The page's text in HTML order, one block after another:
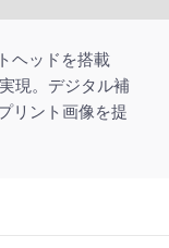
ヘッドを搭載
現。デジタル補
リント画像を提